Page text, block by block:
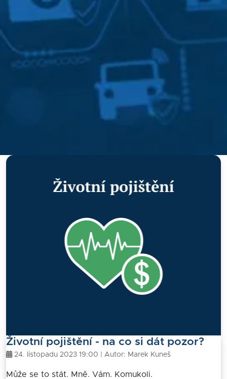
Životní pojištění - na co si dát pozor?
24. listopadu 2023 19:00 | Autor: Marek Kuneš
Může se to stát. Mně. Vám. Komukoli.